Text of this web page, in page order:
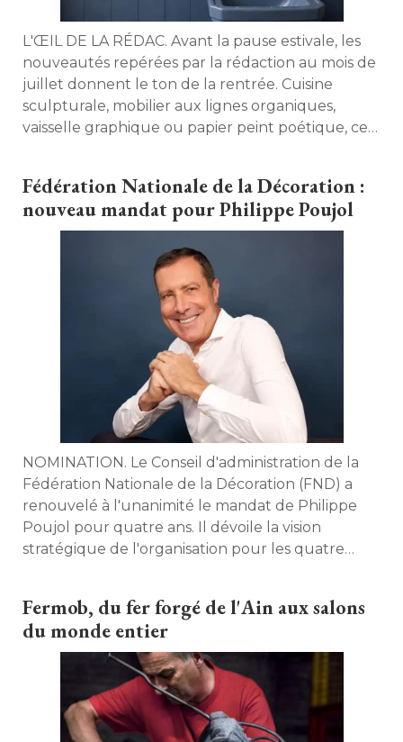
L'ŒIL DE LA RÉDAC. Avant la pause estivale, les
nouveautés repérées par la rédaction au mois de
juillet donnent le ton de la rentrée. Cuisine
sculpturale, mobilier aux lignes organiques,
vaisselle graphique ou papier peint poétique, ces
Fédération Nationale de la Décoration :
nouveau mandat pour Philippe Poujol
NOMINATION. Le Conseil d'administration de la
Fédération Nationale de la Décoration (FND) a
renouvelé à l'unanimité le mandat de Philippe
Poujol pour quatre ans. Il dévoile la vision
stratégique de l'organisation pour les quatre
Fermob, du fer forgé de l'Ain aux salons
du monde entier